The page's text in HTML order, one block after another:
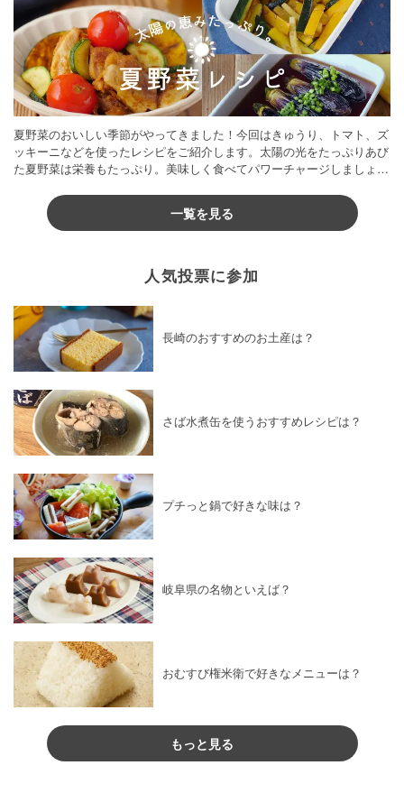
夏野菜のおいしい季節がやってきました！今回はきゅうり、トマト、ズ
ッキーニなどを使ったレシピをご紹介します。太陽の光をたっぷりあび
た夏野菜は栄養もたっぷり。美味しく食べてパワーチャージしましょう
一覧を見る
人気投票に参加
長崎のおすすめのお土産は？
さば水煮缶を使うおすすめレシピは？
プチっと鍋で好きな味は？
岐阜県の名物といえば？
おむすび権米衛で好きなメニューは？
もっと見る